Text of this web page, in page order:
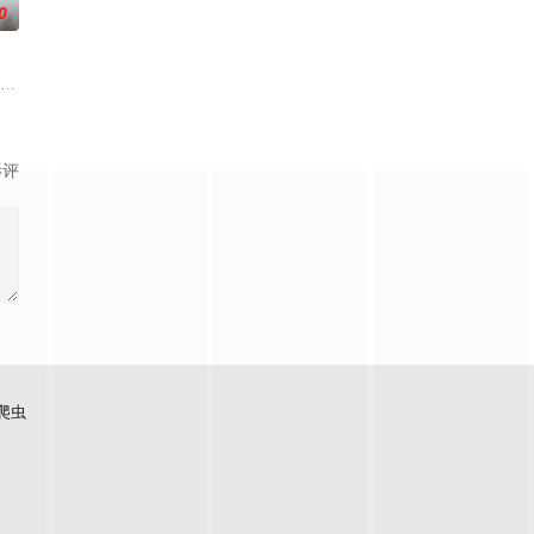
！而此时的功夫女足队员们开局直接拿了地
特饰）已经长大成人，到了青春期，母亲将她送往道奇农场度过夏天，她在
评
虫